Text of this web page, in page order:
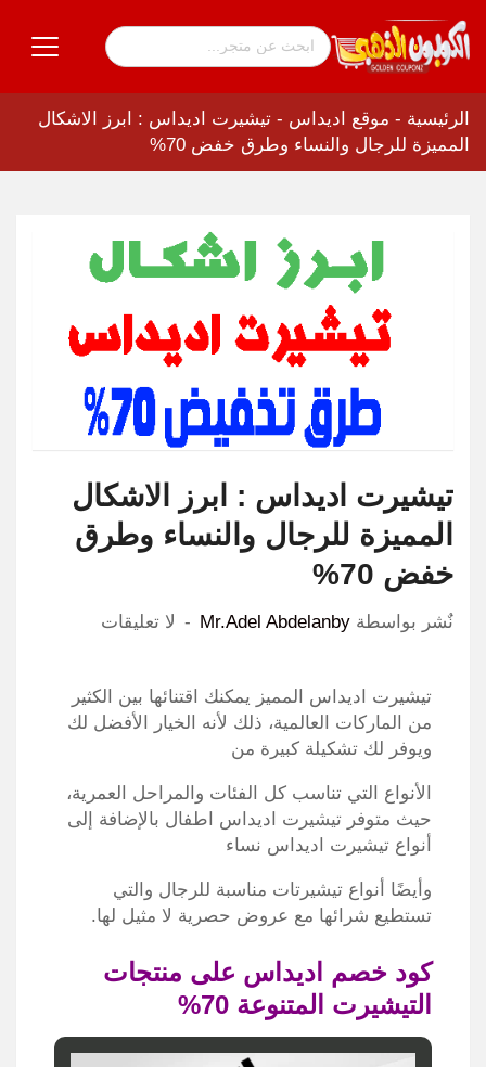
الرئيسية - موقع اديداس - تيشيرت اديداس : ابرز الاشكال
المميزة للرجال والنساء وطرق خفض 70%
تيشيرت اديداس : ابرز الاشكال
المميزة للرجال والنساء وطرق
خفض 70%
نٌشر بواسطة Mr.Adel Abdelanby لا تعليقات
تيشيرت اديداس المميز يمكنك اقتنائها بين الكثير
من الماركات العالمية، ذلك لأنه الخيار الأفضل لك
ويوفر لك تشكيلة كبيرة من
الأنواع التي تناسب كل الفئات والمراحل العمرية،
حيث متوفر تيشيرت اديداس اطفال بالإضافة إلى
أنواع تيشيرت اديداس نساء
وأيضًا أنواع تيشيرتات مناسبة للرجال والتي
تستطيع شرائها مع عروض حصرية لا مثيل لها.
كود خصم اديداس على منتجات
التيشيرت المتنوعة 70%